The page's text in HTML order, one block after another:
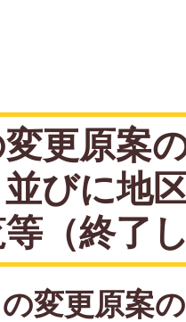
更原案
びに地
（終了
の変更原案